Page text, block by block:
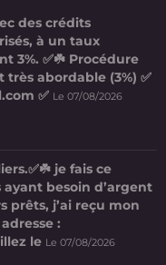
des crédits
à un taux
3%. ✅☘️ Procédure
abordable (3%) ✅
✅ Le 07/08/2026
je fais ce
besoin d’argent
prêts, j’ai reçu mon
:
le Le 07/08/2026